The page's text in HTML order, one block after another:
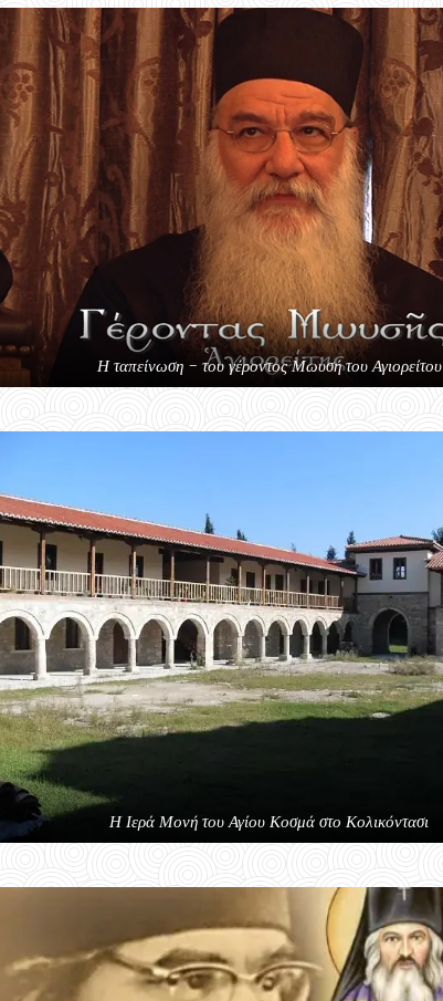
Η ταπείνωση - του γέροντος Μωυσή του Αγιορείτου
Η Ιερά Μονή του Αγίου Κοσμά στο Κολικόντασι